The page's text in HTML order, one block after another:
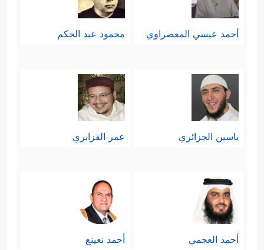
أحمد عيسي المعصراوي محمود عبد الحكم
ياسين الجزائري عمر القزابري
أحمد العجمي أحمد نعينع